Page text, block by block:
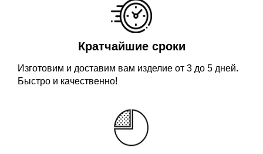
Кратчайшие сроки
Изготовим и доставим вам изделие от 3 до 5 дней.
Быстро и качественно!